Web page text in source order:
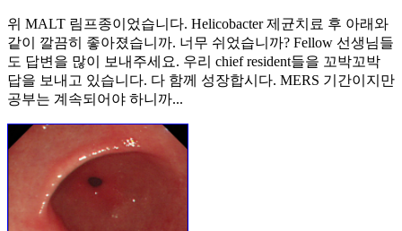
위 MALT 림프종이었습니다. Helicobacter 제균치료 후 아래와
같이 깔끔히 좋아졌습니까. 너무 쉬었습니까? Fellow 선생님들
도 답변을 많이 보내주세요. 우리 chief resident들을 꼬박꼬박
답을 보내고 있습니다. 다 함께 성장합시다. MERS 기간이지만
공부는 계속되어야 하니까...